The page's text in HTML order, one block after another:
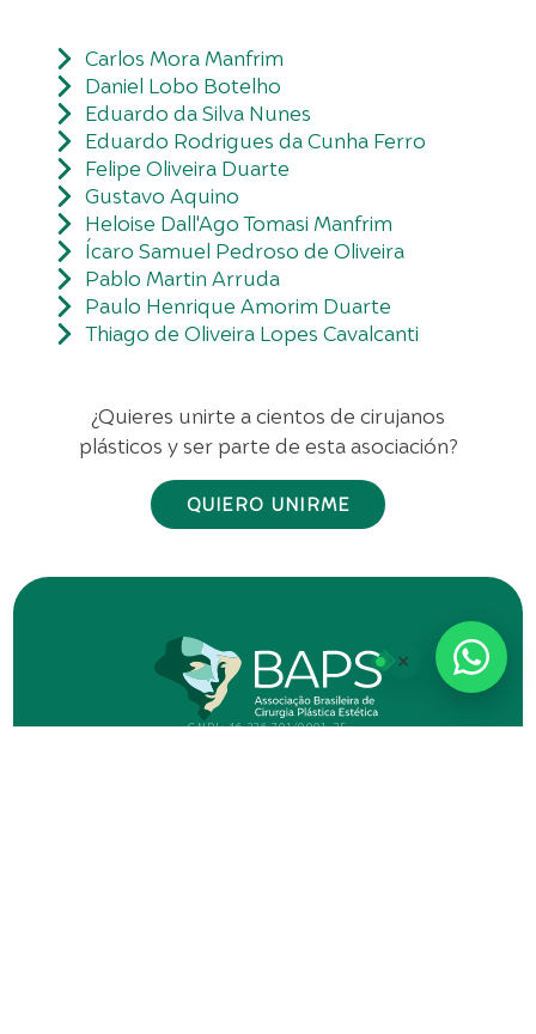
Carlos Mora Manfrim
Daniel Lobo Botelho
Eduardo da Silva Nunes
Eduardo Rodrigues da Cunha Ferro
Felipe Oliveira Duarte
Gustavo Aquino
Heloise Dall'Ago Tomasi Manfrim
Ícaro Samuel Pedroso de Oliveira
Pablo Martin Arruda
Paulo Henrique Amorim Duarte
Thiago de Oliveira Lopes Cavalcanti
¿Quieres unirte a cientos de cirujanos
plásticos y ser parte de esta asociación?
QUIERO UNIRME
CNPJ: 46.236.701/0001-25
×